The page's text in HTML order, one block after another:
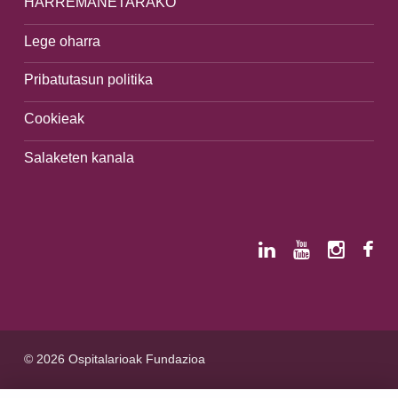
Lege oharra
Pribatutasun politika
Cookieak
Salaketen kanala
© 2026 Ospitalarioak Fundazioa